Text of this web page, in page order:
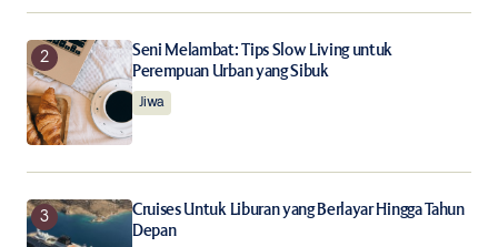
Notify me of follow-up comments by email.
Notify me of new posts by email.
Submit Comment
Seni Melambat: Tips Slow Living untuk
Perempuan Urban yang Sibuk
Jiwa
Cruises Untuk Liburan yang Berlayar Hingga Tahun
Depan